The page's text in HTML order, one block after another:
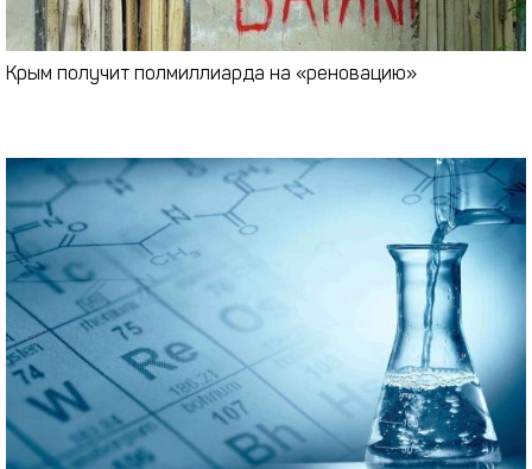
Крым получит полмиллиарда на «реновацию»